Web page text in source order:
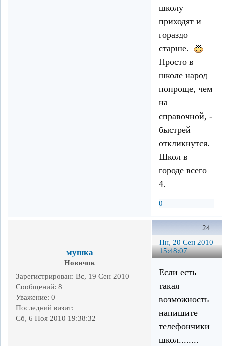
школу
приходят и
гораздо
старше.
Просто в
школе народ
попроще, чем
на
справочной, -
быстрей
откликнутся.
Школ в
городе всего
4.
0
24
Пн, 20 Сен 2010
15:48:07
мушка
Новичок
Зарегистрирован: Вс, 19 Сен 2010
Сообщений: 8
Уважение: 0
Последний визит:
Сб, 6 Ноя 2010 19:38:32
Если есть
такая
возможность
напишите
телефончики
школ........